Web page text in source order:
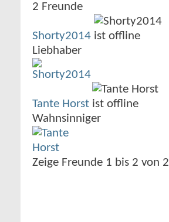
2 Freunde
Shorty2014
Liebhaber
Tante Horst
Wahnsinniger
Zeige Freunde 1 bis 2 von 2